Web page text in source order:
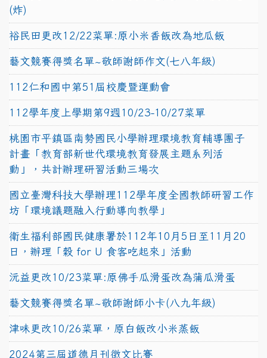
(炸)
裕民田更改12/22菜單:原小米香飯改為地瓜飯
藝文競賽得獎名單~敬師謝師作文(七八年級)
112仁和國中第51屆校慶暨運動會
112學年度上學期第9週10/23-10/27菜單
桃園市平鎮區南勢國民小學辦理環境教育輔導團子
計畫「教育部新世代環境教育發展主題系列活
動」，共計辦理研習活動三場次
國立臺灣科技大學辦理112學年度全國教師研習工作
坊「環境議題融入行動導向教學」
衛生福利部國民健康署於112年10月5日至11月20
日，辦理「穀 for U 食客吃起來」活動
沅益更改10/23菜單:原佛手瓜滑蛋改為蒲瓜滑蛋
藝文競賽得獎名單~敬師謝師小卡(八九年級)
津味更改10/26菜單，原白飯改小米蒸飯
2024第三屆道德月刊徵文比賽